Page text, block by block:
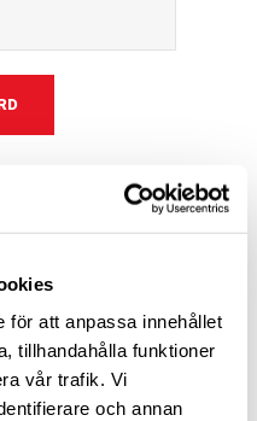
för att anpassa innehållet
tillhandahålla funktioner
vår trafik. Vi
och annan